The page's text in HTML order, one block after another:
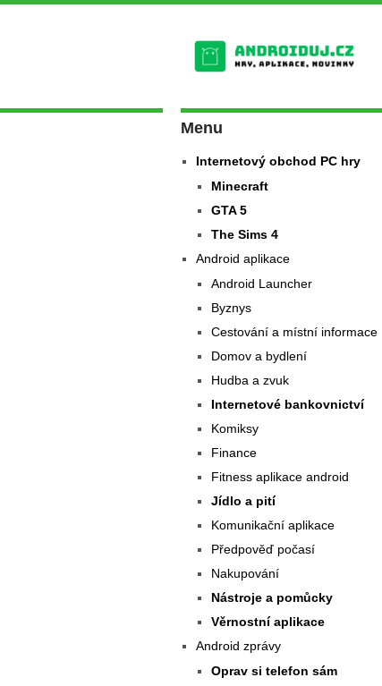
Menu
Internetový obchod PC hry
Minecraft
GTA 5
The Sims 4
Android aplikace
Android Launcher
Byznys
Cestování a místní informace
Domov a bydlení
Hudba a zvuk
Internetové bankovnictví
Komiksy
Finance
Fitness aplikace android
Jídlo a pití
Komunikační aplikace
Předpověď počasí
Nakupování
Nástroje a pomůcky
Věrnostní aplikace
Android zprávy
Oprav si telefon sám